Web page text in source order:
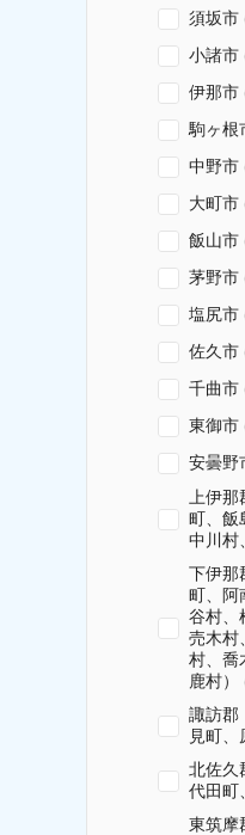
須坂市
小諸市
伊那市
駒ヶ根
中野市
大町市
飯山市
茅野市
塩尻市
佐久市
千曲市
東御市
安曇野
上伊
町、飯
中川村
下伊那
町、阿
谷村、
売木村
村、喬
鹿村）
諏訪郡
見町、
北佐久
代田町
東筑摩